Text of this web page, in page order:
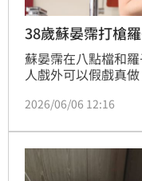
38歲蘇晏霈打槍
蘇晏霈在八點檔和
人戲外可以假戲真
我，我也願意帶他」
誼報導
2026/06/06 12:16